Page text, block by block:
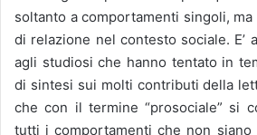
soltanto a comportamenti singoli,
di relazione nel contesto sociale. E’
agli studiosi che hanno tentato in
di sintesi sui molti contributi della
che con il termine “prosociale” si
tutti i comportamenti che non siano